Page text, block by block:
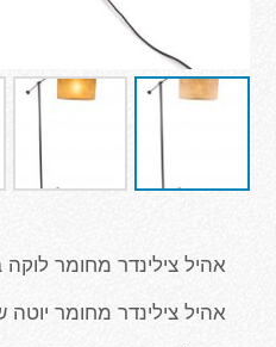
אהיל צילינדר מחומר לוקה בקוטר
אהיל צילינדר מחומר יוטה שחור